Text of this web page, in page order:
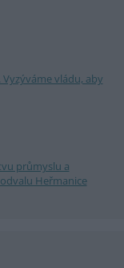
vládu, aby
průmyslu a
Heřmanice